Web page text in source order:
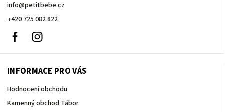
info@petitbebe.cz
+420 725 082 822
Facebook
INFORMACE PRO VÁS
Hodnocení obchodu
Kamenný obchod Tábor